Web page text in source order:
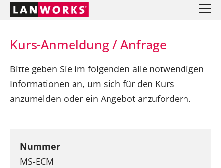
Kurs-Anmeldung / Anfrage
Bitte geben Sie im folgenden alle notwendigen
Informationen an, um sich für den Kurs
anzumelden oder ein Angebot anzufordern.
Nummer
MS-ECM